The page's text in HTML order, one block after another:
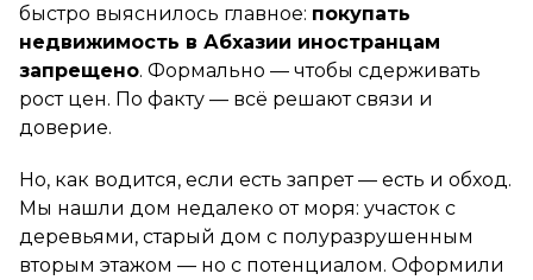
быстро выяснилось главное: покупать
недвижимость в Абхазии иностранцам
запрещено. Формально — чтобы сдерживать
рост цен. По факту — всё решают связи и
доверие.
Но, как водится, если есть запрет — есть и обход.
Мы нашли дом недалеко от моря: участок с
деревьями, старый дом с полуразрушенным
вторым этажом — но с потенциалом. Оформили